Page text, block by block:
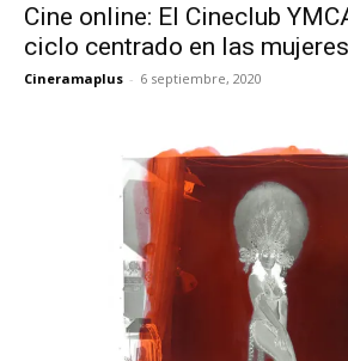
Cine online: El Cineclub
ciclo centrado en las mujeres
Cineramaplus - 6 septiembre, 2020